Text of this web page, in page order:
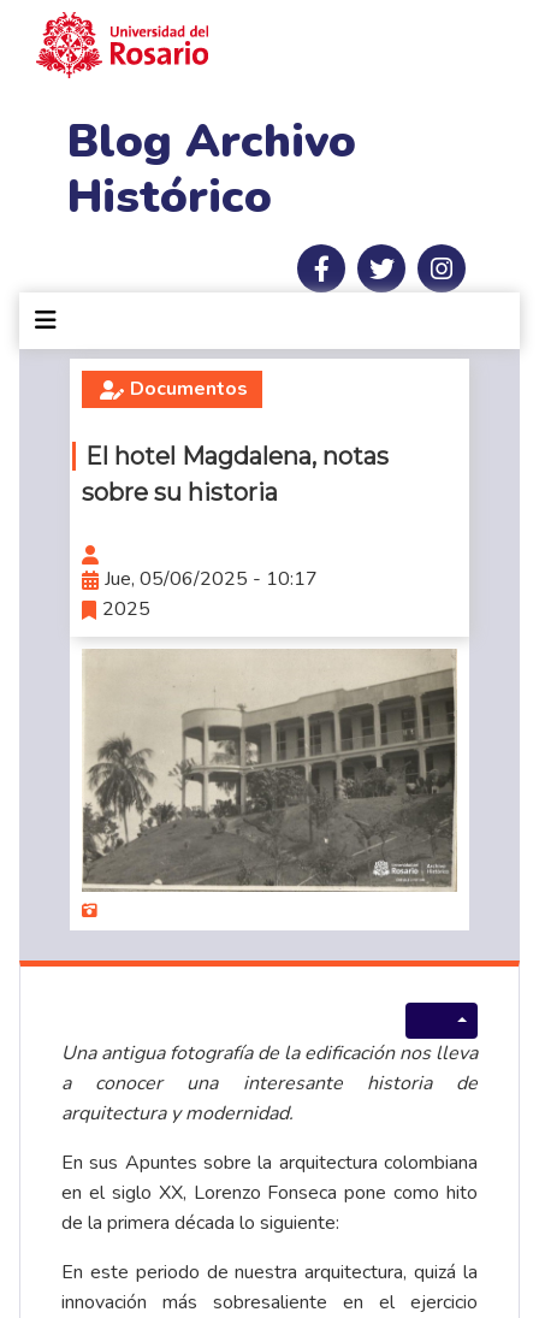
Blog Archivo
Histórico
Documentos
El hotel Magdalena, notas
sobre su historia
Jue, 05/06/2025 - 10:17
2025
Una antigua fotografía de la edificación nos lleva
a conocer una interesante historia de
arquitectura y modernidad.
En sus Apuntes sobre la arquitectura colombiana
en el siglo XX, Lorenzo Fonseca pone como hito
de la primera década lo siguiente:
En este periodo de nuestra arquitectura, quizá la
innovación más sobresaliente en el ejercicio